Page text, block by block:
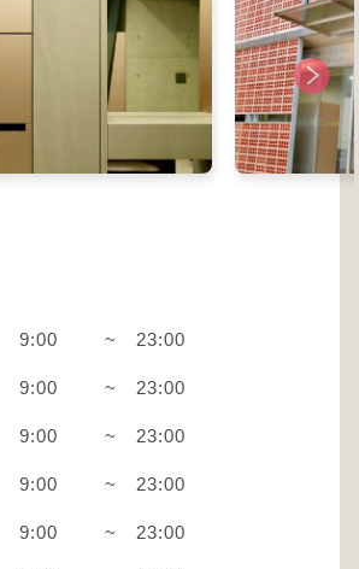
9:00 ~ 23:00
9:00 ~ 23:00
9:00 ~ 23:00
9:00 ~ 23:00
9:00 ~ 23:00